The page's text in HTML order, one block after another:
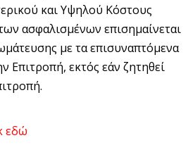
και Υψηλού Κόστους
ασφαλισμένων επισημαίνεται
με τα επισυναπτόμενα
Επιτροπή, εκτός εάν ζητηθεί
εδώ